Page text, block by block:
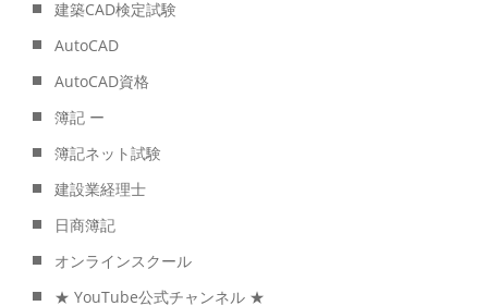
建築CAD検定試験
AutoCAD
AutoCAD資格
簿記 ー
簿記ネット試験
建設業経理士
日商簿記
オンラインスクール
★ YouTube公式チャンネル ★